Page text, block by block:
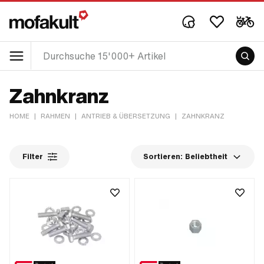
Zahnkranz
HOME | RAHMEN | ANTRIEB & ÜBERSETZUNG | ZAHNKRANZ
Filter Sortieren: Beliebtheit